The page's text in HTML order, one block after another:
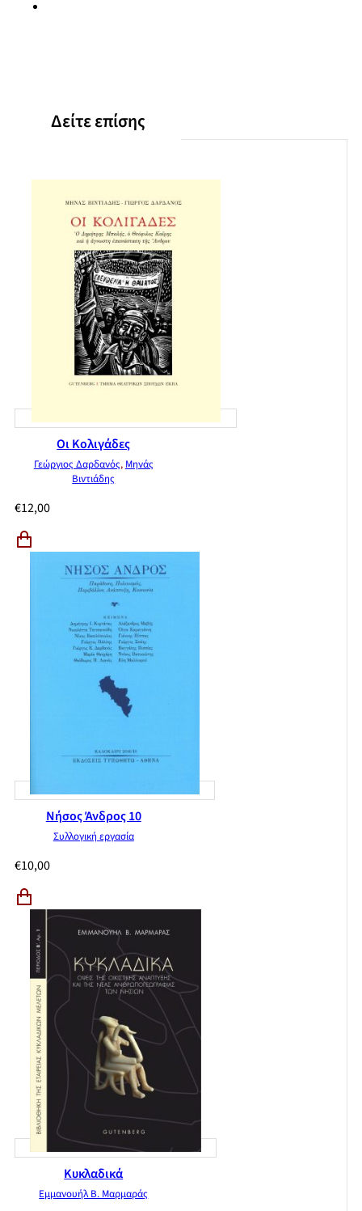
Αστυπάλαια
Διαδρομές του Ταξιάρχη
Ποιος νοιάζεται για τα μάρμαρα;
Το βλέμμα του αρχάγγελου ||Εκμυστηρεύσεις
Τζάνουν Χότζα
Από τα κρίνα στο δικέφαλλο
Χρονολογία ιστορικών προσώπων και γεγονότων
Βιβλιογραφία
Δείτε επίσης
Οι Κολιγάδες
Γεώργιος Δαρδανός, Μηνάς
Βιντιάδης
€12,00
Νήσος Άνδρος 10
Συλλογική εργασία
€10,00
Κυκλαδικά
Εμμανουήλ Β. Μαρμαράς